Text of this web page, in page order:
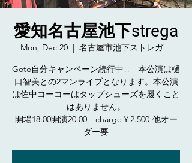
愛知名古屋池下strega
Mon, Dec 20
  |
名古屋市池下ストレガ
Goto自分キャンペーン続行中!! 本公演は樋
口智美との2マンライブとなります。本公演
は佐中コーコーはタップシューズを履くこと
はありません。
開場18:00開演20:00 charge￥2.500-他オー
ダー要